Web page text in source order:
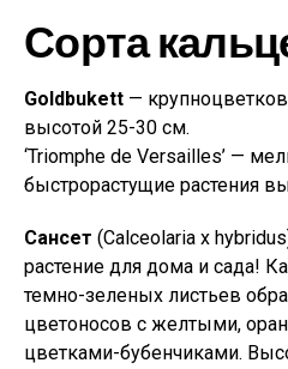
Сорта
Goldbukett —
высотой 25-30 см.
‘Triomphe de Versailles’ —
быстрорастущие растения
Сансет (Calceolaria х
растение для дома и сада!
темно-зеленых листьев
цветоносов с желтыми,
цветками-бубенчиками.